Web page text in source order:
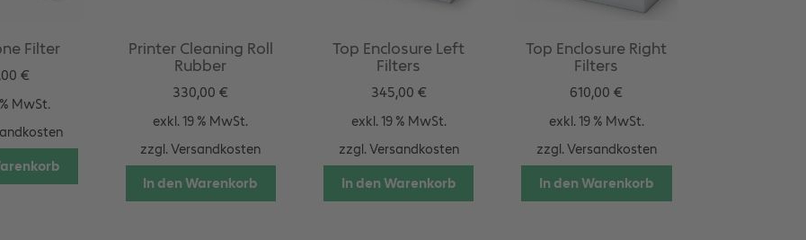
Filter
€
MwSt.
Printer Cleaning Roll
Rubber
330,00 €
exkl. 19 % MwSt.
zzgl.Versandkosten
In den Warenkorb
Top Enclosure Left
Filters
345,00 €
exkl. 19 % MwSt.
zzgl. Versandkosten
In den Warenkorb
Top Enclosure Right
Filters
610,00 €
exkl. 19 % MwSt.
zzgl. Versandkosten
In den Warenkorb